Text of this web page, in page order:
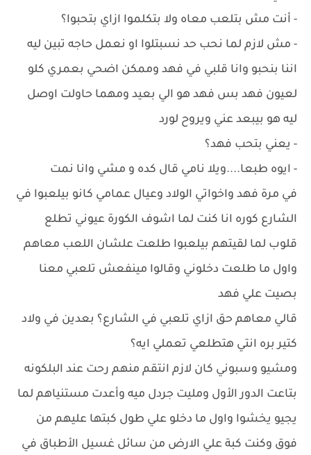
- أنت مش بتلعب معاه ولا بتكلموا ازاي بتحبوا؟
- مش لازم لما نحب حد نسبتلوا او نعمل حاجه تبين ليه
اننا بنحبو وانا قلبي في فهد وممكن اضحي بعمري كلو
لعيون فهد بس فهد هو الي بعيد ومهما حاولت اوصل
ليه هو بيبعد عني ويروح لورد
- يعني بتحب فهد؟
- ايوه طبعا....ويلا نامي قال كده و مشي وانا نمت
في مرة فهد واخواتي الولاد وعيال عمامي كانو بيلعبوا في
الشارع كوره انا كنت لما اشوف الكورة عيوني تطلع
قلوب لما لقيتهم بيلعبوا طلعت علشان اللعب معاهم
واول ما طلعت دخلوني وقالوا مينفعش تلعبي معنا
بصيت علي فهد
قالي معاهم حق ازاي تلعبي في الشارع؟ بعدين في ولاد
كتير بره انتي هتطلعي تعملي ايه؟
ومشيو وسبوني كان لازم انتقم منهم رحت عند البلكونه
بتاعت الدور الأول ومليت جردل ميه وأعدت مستنياهم لما
يجيو يخشوا واول ما دخلو علي طول كبتها عليهم من
فوق وكنت كبة علي الارض من سائل غسيل الأطباق في